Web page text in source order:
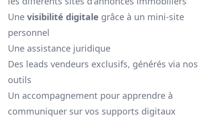
Une visibilité digitale grâce à un mini-site
personnel
Une assistance juridique
Des leads vendeurs exclusifs, générés via nos
outils
Un accompagnement pour apprendre à
communiquer sur vos supports digitaux